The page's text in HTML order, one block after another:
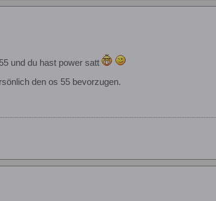
und du hast power satt
den os 55 bevorzugen.